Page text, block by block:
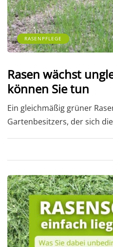
RASENPFLEGE
Rasen wächst
können Sie tun
Ein gleichmäßig grüner
Gartenbesitzers, der sich